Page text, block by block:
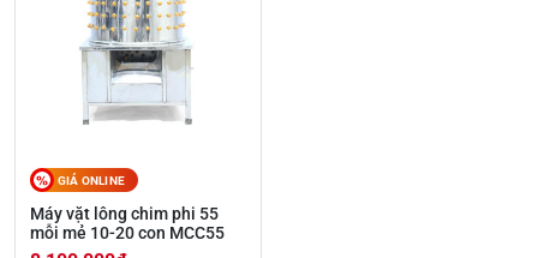
GIÁ ONLINE
Máy vặt lông chim phi 55
mỗi mẻ 10-20 con MCC55